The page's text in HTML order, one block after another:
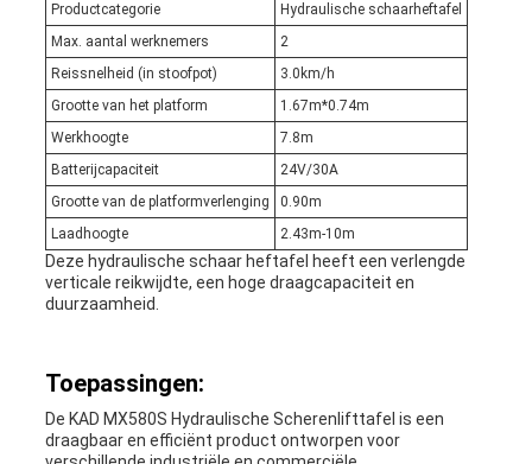
Productcategorie
Hydraulische schaarheftafel
Max. aantal werknemers
2
Reissnelheid (in stoofpot)
3.0km/h
Grootte van het platform
1.67m*0.74m
Werkhoogte
7.8m
Batterijcapaciteit
24V/30A
Grootte van de platformverlenging
0.90m
Laadhoogte
2.43m-10m
Deze hydraulische schaar heftafel heeft een verlengde
verticale reikwijdte, een hoge draagcapaciteit en
duurzaamheid.
Toepassingen:
De KAD MX580S Hydraulische Scherenlifttafel is een
draagbaar en efficiënt product ontworpen voor